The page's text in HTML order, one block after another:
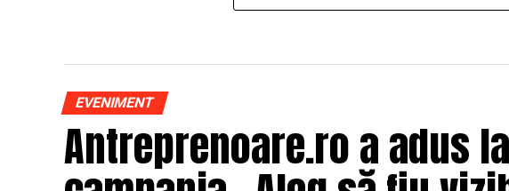
EVENIMENT
Antreprenoare.ro a adus